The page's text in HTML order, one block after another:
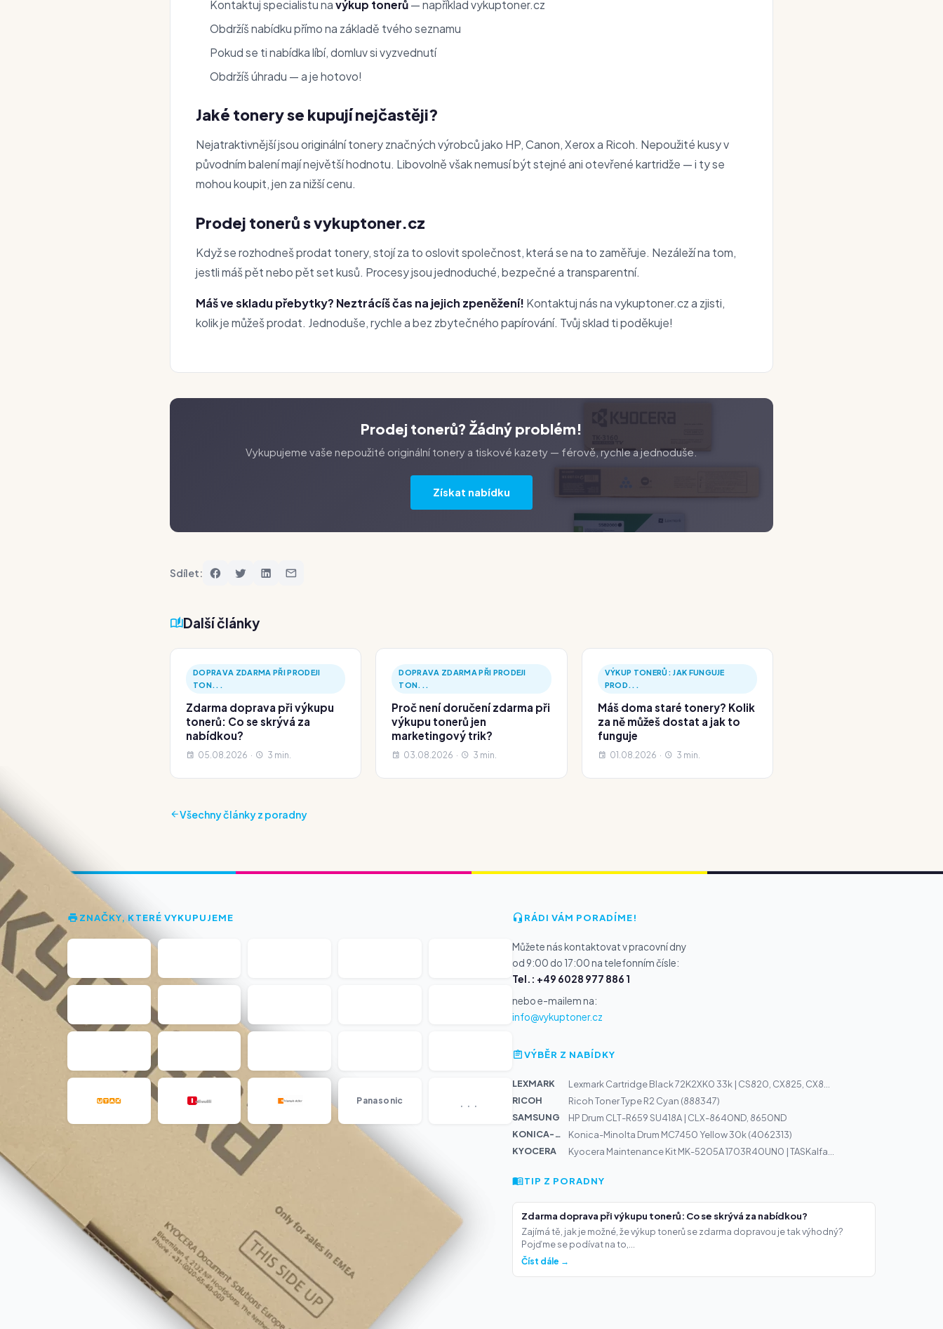
Kontaktuj specialistu na výkup tonerů — například vykuptoner.cz
Obdržíš nabídku přímo na základě tvého seznamu
Pokud se ti nabídka líbí, domluv si vyzvednutí
Obdržíš úhradu — a je hotovo!
Jaké tonery se kupují nejčastěji?
Nejatraktivnější jsou originální tonery značných výrobců jako HP, Canon, Xerox a Ricoh. Nepoužité kusy v
původním balení mají největší hodnotu. Libovolně však nemusí být stejné ani otevřené kartridže — i ty se
mohou koupit, jen za nižší cenu.
Prodej tonerů s vykuptoner.cz
Když se rozhodneš prodat tonery, stojí za to oslovit společnost, která se na to zaměřuje. Nezáleží na tom,
jestli máš pět nebo pět set kusů. Procesy jsou jednoduché, bezpečné a transparentní.
Máš ve skladu přebytky? Neztrácíš čas na jejich zpeněžení! Kontaktuj nás na vykuptoner.cz a zjisti,
kolik je můžeš prodat. Jednoduše, rychle a bez zbytečného papírování. Tvůj sklad ti poděkuje!
Prodej tonerů? Žádný problém!
Vykupujeme vaše nepoužité originální tonery a tiskové kazety — férově, rychle a jednoduše.
Získat nabídku
Sdílet:
Další články
DOPRAVA ZDARMA PŘI PRODEJI
TON...
Zdarma doprava při výkupu
tonerů: Co se skrývá za
nabídkou?
05.08.2026 · 3 min.
DOPRAVA ZDARMA PŘI PRODEJI
TON...
Proč není doručení zdarma při
výkupu tonerů jen
marketingový trik?
03.08.2026 · 3 min.
VÝKUP TONERŮ: JAK FUNGUJE
PROD...
Máš doma staré tonery? Kolik
za ně můžeš dostat a jak to
funguje
01.08.2026 · 3 min.
Všechny články z poradny
ZNAČKY, KTERÉ VYKUPUJEME
Panasonic ...
RÁDI VÁM PORADÍME!
Můžete nás kontaktovat v pracovní dny
od 9:00 do 17:00 na telefonním čísle:
Tel.: +49 6028 977 886 1
nebo e-mailem na:
info@vykuptoner.cz
VÝBĚR Z NABÍDKY
LEXMARK
Lexmark Cartridge Black 72K2XK0 33k | CS820, CX825, CX8...
RICOH
Ricoh Toner Type R2 Cyan (888347)
SAMSUNG
HP Drum CLT-R659 SU418A | CLX-8640ND, 8650ND
KONICA-MIN...
Konica-Minolta Drum MC7450 Yellow 30k (4062313)
KYOCERA
Kyocera Maintenance Kit MK-5205A 1703R40UN0 | TASKalfa...
TIP Z PORADNY
Zdarma doprava při výkupu tonerů: Co se skrývá za nabídkou?
Zajímá tě, jak je možné, že výkup tonerů se zdarma dopravou je tak výhodný?
Pojďme se podívat na to,...
Číst dále →